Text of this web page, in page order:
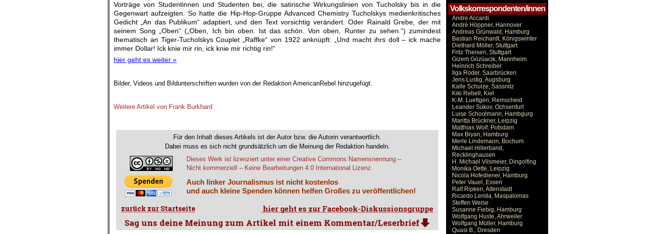
Vorträge von Studentinnen und Studenten bei, die satirische Wirkungslinien von Tucholsky bis in die
Gegenwart aufzeigten. So hatte die Hip-Hop-Gruppe Advanced Chemistry Tucholskys medienkritisches
Gedicht „An das Publikum“ adaptiert, und den Text vorsichtig verändert. Oder Rainald Grebe, der mit
seinem Song „Oben“ („Oben, Ich bin oben. Ist das schön. Von oben, Runter zu sehen.“) zumindest
thematisch an Tiger-Tucholskys Couplet „Raffke“ von 1922 anknüpft: „Und macht ihrs doll – ick mache
immer Dollar! Ick knie mir rin, ick knie mir richtig rin!“
hier geht es weiter »
Bilder, Videos und Bildunterschriften wurden von der Redaktion AmericanRebel hinzugefügt.
Weitere Artikel von Frank Burkhard
Für den Inhalt dieses Artikels ist der Autor bzw. die Autorin verantwortlich.
Dabei muss es sich nicht grundsätzlich um die Meinung der Redaktion handeln.
Dieses Werk ist lizenziert unter einer Creative Commons Namensnennung –
Nicht kommerziell – Keine Bearbeitungen 4.0 International Lizenz.
Auch linker Journalismus ist nicht kostenlos
und auch kleine Spenden können helfen Großes zu veröffentlichen!
Volkskorrespondenten/innen
Andre Accardi
André Höppner, Hannover
Andreas Grünwald, Hamburg
Bastian Reichardt, Königswinter
Diethard Möller, Stuttgart
Fritz Theisen, Stuttgart
Gizem Gözüacik, Mannheim
Heinrich Schreiber
Ilga Röder, Saarbrücken
Jens Lustig, Augsburg
Kalle Schulze, Sassnitz
Kiki Rebell, Kiel
K-M. Luettgen, Remscheid
Leander Sukov, Ochsenfurt
Luise Schoolmann, Hambgurg
Maritta Brückner, Leipzig
Matthias Wolf, Potsdam
Max Bryan, Hamburg
Merle Lindemann, Bochum
Michael Hillerband,
Recklinghausen
H. Michael Vilsmeier, Dingolfing
Monika Oette, Leipzig
Nicola Hofediener, Hamburg
Peter Vauel, Essen
Ralf Ripken, Altenstadt
Ricardo Lerida, Maspalomas
Steffen Weise
Susanne Fiebig, Hamburg
Wolfgang Huste, Ahrweiler
Wolfgang Müller, Hamburg
Quasi B., Dresden